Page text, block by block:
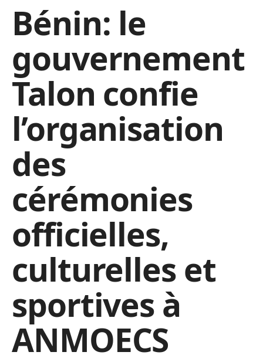
Bénin: le
gouvernement
Talon confie
l’organisation
des
cérémonies
officielles,
culturelles et
sportives à
ANMOECS